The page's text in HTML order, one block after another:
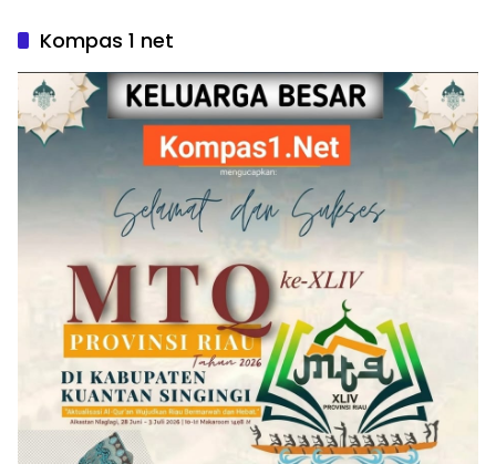
Kompas 1 net